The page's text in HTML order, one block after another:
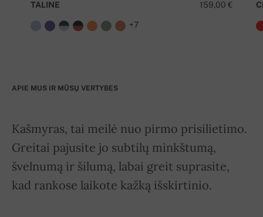
159,00 €
TALINE
+7
APIE MUS IR MŪSŲ VERTYBES
Kašmyras, tai meilė nuo pirmo prisilietimo.
Greitai pajusite jo subtilų minkštumą,
švelnumą ir šilumą, labai greit suprasite,
kad rankose laikote kažką išskirtinio.